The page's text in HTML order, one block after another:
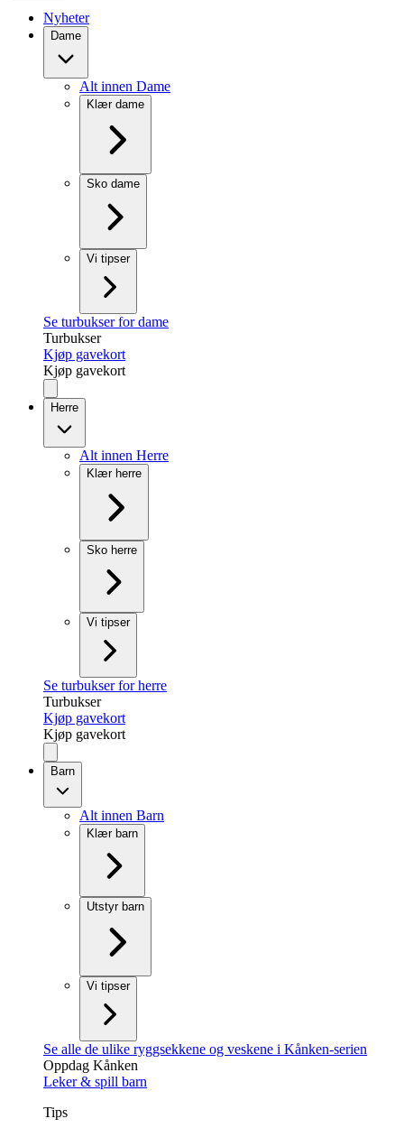
Nyheter
Dame
Alt innen Dame
Klær dame
Sko dame
Vi tipser
Se turbukser for dame
Turbukser
Kjøp gavekort
Kjøp gavekort
Herre
Alt innen Herre
Klær herre
Sko herre
Vi tipser
Se turbukser for herre
Turbukser
Kjøp gavekort
Kjøp gavekort
Barn
Alt innen Barn
Klær barn
Utstyr barn
Vi tipser
Se alle de ulike ryggsekkene og veskene i Kånken-serien
Oppdag Kånken
Leker & spill barn
Tips